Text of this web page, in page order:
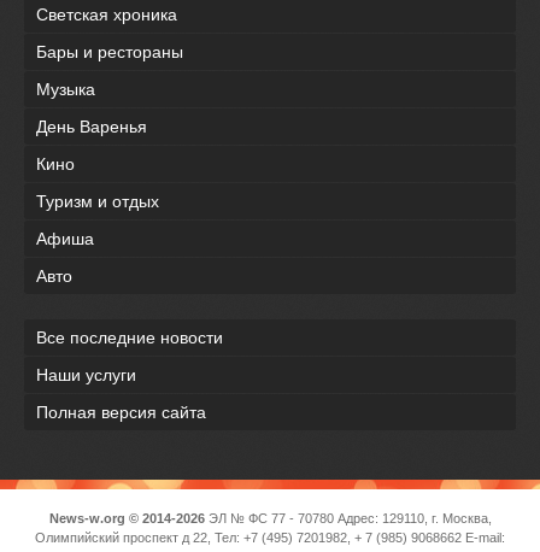
Светская хроника
Бары и рестораны
Музыка
День Варенья
Кино
Туризм и отдых
Афиша
Авто
Все последние новости
Наши услуги
Полная версия сайта
News-w.org © 2014-2026ЭЛ № ФС 77 - 70780 Адрес: 129110, г. Москва,
Олимпийский проспект д 22, Тел: +7 (495) 7201982, + 7 (985) 9068662 E-mail: